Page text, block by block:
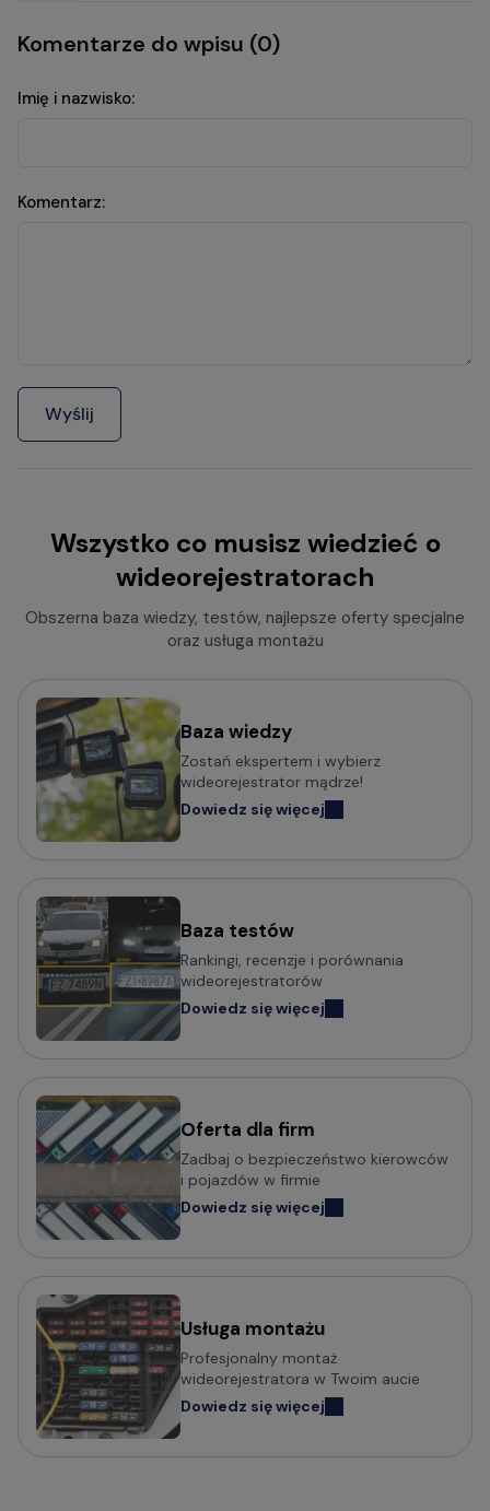
Komentarze do wpisu (0)
Imię i nazwisko:
Komentarz:
Wyślij
Wszystko co musisz wiedzieć o
wideorejestratorach
Obszerna baza wiedzy, testów, najlepsze oferty specjalne
oraz usługa montażu
Baza wiedzy
Zostań ekspertem i wybierz
wideorejestrator mądrze!
Dowiedz się więcej
Baza testów
Rankingi, recenzje i porównania
wideorejestratorów
Dowiedz się więcej
Oferta dla firm
Zadbaj o bezpieczeństwo kierowców
i pojazdów w firmie
Dowiedz się więcej
Usługa montażu
Profesjonalny montaż
wideorejestratora w Twoim aucie
Dowiedz się więcej